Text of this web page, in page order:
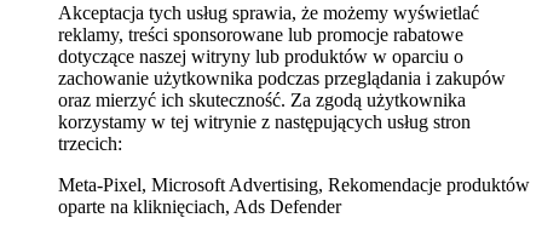
Akceptacja tych usług sprawia, że możemy wyświetlać
reklamy, treści sponsorowane lub promocje rabatowe
dotyczące naszej witryny lub produktów w oparciu o
zachowanie użytkownika podczas przeglądania i zakupów
oraz mierzyć ich skuteczność. Za zgodą użytkownika
korzystamy w tej witrynie z następujących usług stron
trzecich:
Meta-Pixel, Microsoft Advertising, Rekomendacje produktów
oparte na kliknięciach, Ads Defender